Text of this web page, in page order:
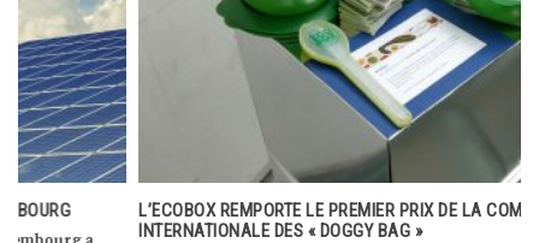
L’ECOBOX REMPORTE LE PREMIER PRIX DE LA COMPÉTITION
INTERNATIONALE DES « DOGGY BAG »